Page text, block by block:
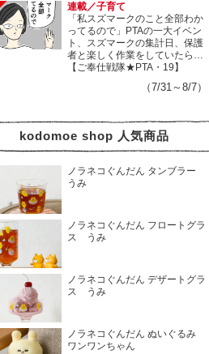
連載／子育て
「私スズマークのこと全部わか
ってるので」PTAの一大イベン
ト、スズマークの集計日、保護
者と楽しく作業をしていたら…
【ご奉仕戦隊★PTA・19】
（7/31～8/7）
kodomoe shop 人気商品
ノラネコぐんだん タンブラー
うみ
ノラネコぐんだん フロートグラ
ス うみ
ノラネコぐんだん デザートグラ
ス うみ
ノラネコぐんだん ぬいぐるみ
ワンワンちゃん